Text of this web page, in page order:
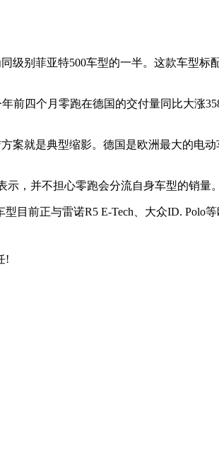
级别菲亚特500车型的一半。这款车型标
前四个月零跑在德国的交付量同比大涨
案就是典型缩影。德国是欧洲最大的电
示，并不担心零跑会分流自身车型的销量。
目前正与雷诺R5 E-Tech、大众ID. Polo
!